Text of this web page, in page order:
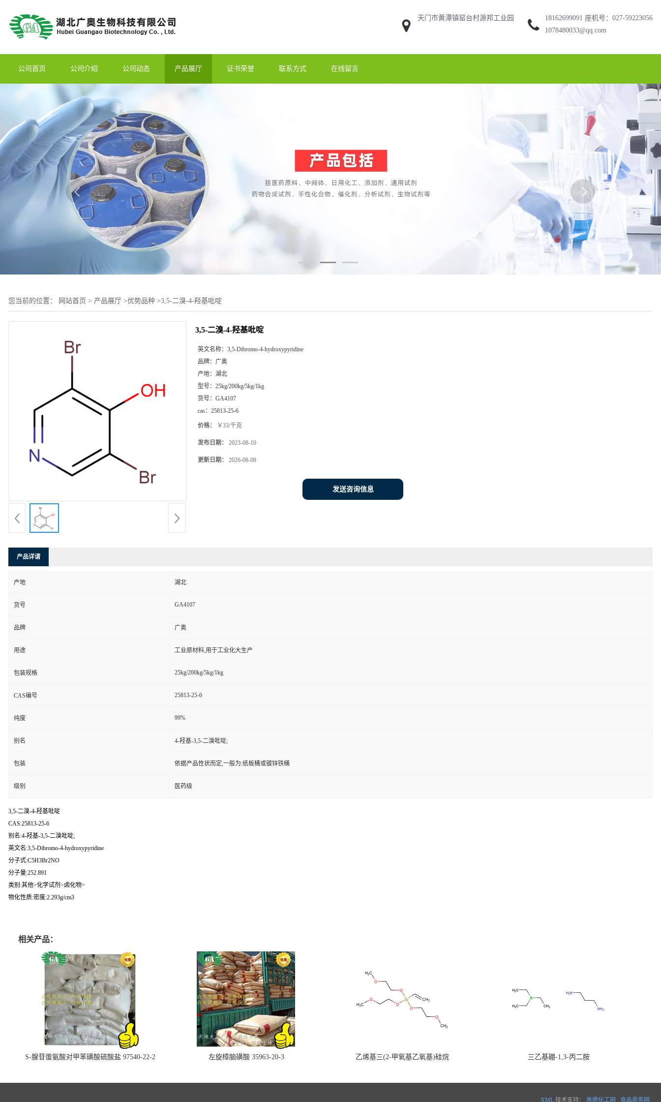
天门市黄潭镇窑台村源邦工业园
18162699091 座机号：027-59223056
1078480033@qq.com
公司首页 公司介绍 公司动态 产品展厅 证书荣誉 联系方式 在线留言
您当前的位置： 网站首页 > 产品展厅 >优势品种 >3,5-二溴-4-羟基吡啶
3,5-二溴-4-羟基吡啶
英文名称： 3,5-Dibromo-4-hydroxypyridine
品牌： 广奥
产地： 湖北
型号： 25kg/200kg/5kg/1kg
货号： GA4107
cas： 25813-25-6
价格： ￥33/千克
发布日期： 2023-08-10
更新日期： 2026-08-08
发送咨询信息
产品详请
产地 湖北
货号 GA4107
品牌 广奥
用途 工业原材料,用于工业化大生产
包装规格 25kg/200kg/5kg/1kg
CAS编号 25813-25-6
纯度 99%
别名 4-羟基-3,5-二溴吡啶;
包装 依据产品性状而定,一般为:纸板桶或镀锌铁桶
级别 医药级
3,5-二溴-4-羟基吡啶
CAS:25813-25-6
别名:4-羟基-3,5-二溴吡啶;
英文名:3,5-Dibromo-4-hydroxypyridine
分子式:C5H3Br2NO
分子量:252.891
类别:其他>化学试剂>卤化物>
物化性质:密度:2.293g/cm3
相关产品：
S-腺苷蛋氨酸对甲苯磺酸硫酸盐 97540-22-2 左旋樟脑磺酸 35963-20-3 乙烯基三(2-甲氧基乙氧基)硅烷 三乙基硼-1,3-丙二胺
XML 技术支持： 盖德化工网 食品商务网